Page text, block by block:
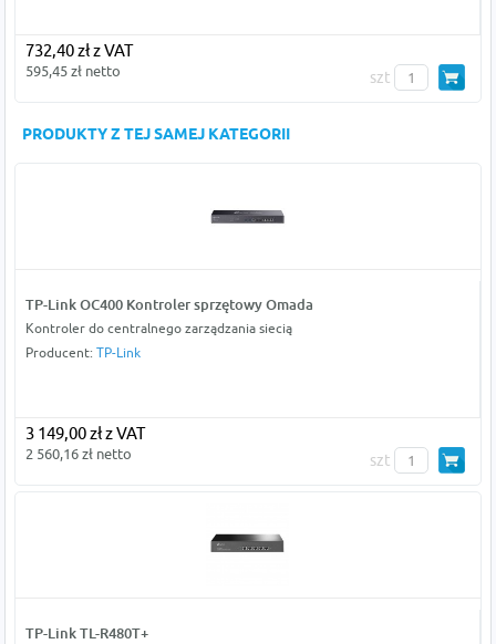
732,40 zł z VAT
595,45 zł netto szt
PRODUKTY Z TEJ SAMEJ KATEGORII
TP-Link OC400 Kontroler sprzętowy Omada
Kontroler do centralnego zarządzania siecią
Producent: TP-Link
3 149,00 zł z VAT
2 560,16 zł netto szt
TP-Link TL-R480T+